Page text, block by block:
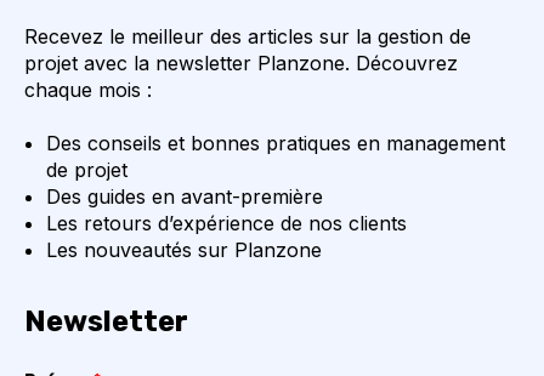
Recevez le meilleur des articles sur la gestion de
projet avec la newsletter Planzone. Découvrez
chaque mois :
Des conseils et bonnes pratiques en management
de projet
Des guides en avant-première
Les retours d’expérience de nos clients
Les nouveautés sur Planzone
Newsletter